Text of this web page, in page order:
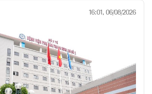
16:01, 06/08/2026